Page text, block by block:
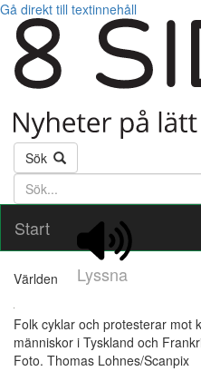
Gå direkt till textinnehåll
Sök
Söktext
Start
Lyssna
Världen
Folk cyklar och protesterar mot
människor i Tyskland och
Foto. Thomas Lohnes/Scanpix